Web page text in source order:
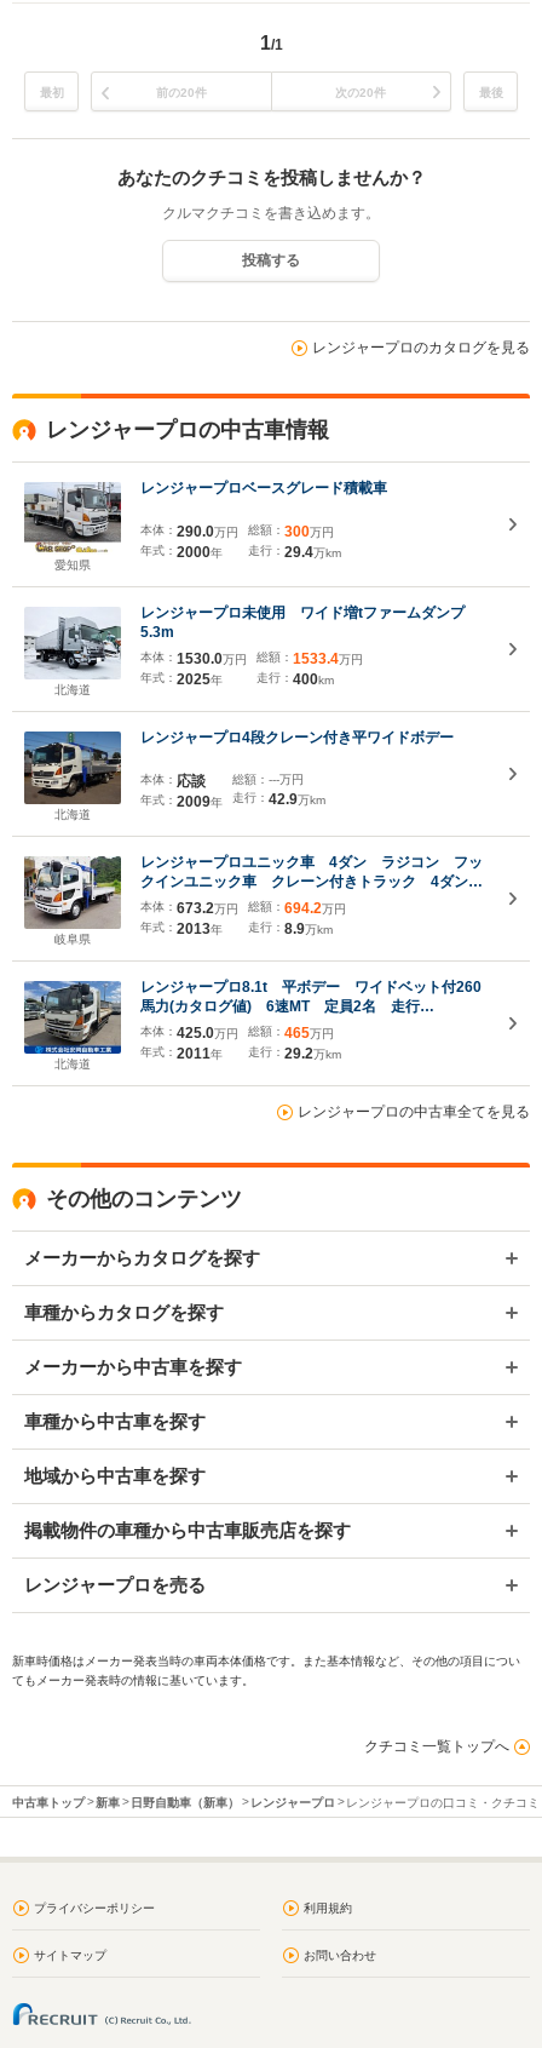
1/1
最初 前の20件 次の20件 最後
あなたのクチコミを投稿しませんか？
クルマクチコミを書き込めます。
投稿する
レンジャープロのカタログを見る
レンジャープロの中古車情報
愛知県
レンジャープロベースグレード積載車
本体： 290.0万円
年式： 2000年
総額： 300万円
走行： 29.4万km
北海道
レンジャープロ未使用 ワイド増tファームダンプ
5.3m
本体： 1530.0万円
年式： 2025年
総額： 1533.4万円
走行： 400km
北海道
レンジャープロ4段クレーン付き平ワイドボデー
本体： 応談
年式： 2009年
総額： ---万円
走行： 42.9万km
岐阜県
レンジャープロユニック車 4ダン ラジコン フッ
クインユニック車 クレーン付きトラック 4ダン
ラジコン フックイン キャビンベットレス 荷台内
寸L5.4mxW2.12mx0.4m 床木 煽り穴4対
本体： 673.2万円
年式： 2013年
総額： 694.2万円
走行： 8.9万km
北海道
レンジャープロ8.1t 平ボデー ワイドベット付260
馬力(カタログ値) 6速MT 定員2名 走行
292000km 一時抹消時積載量8100kg 車輌総重量
13690kg 床鉄板張
本体： 425.0万円
年式： 2011年
総額： 465万円
走行： 29.2万km
レンジャープロの中古車全てを見る
その他のコンテンツ
メーカーからカタログを探す
車種からカタログを探す
メーカーから中古車を探す
車種から中古車を探す
地域から中古車を探す
掲載物件の車種から中古車販売店を探す
レンジャープロを売る
新車時価格はメーカー発表当時の車両本体価格です。また基本情報など、その他の項目につい
てもメーカー発表時の情報に基いています。
クチコミ一覧トップへ
中古車トップ 新車 日野自動車（新車） レンジャープロ レンジャープロの口コミ・クチコ
プライバシーポリシー 利用規約
サイトマップ お問い合わせ